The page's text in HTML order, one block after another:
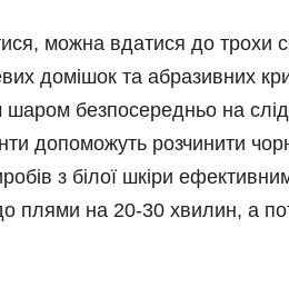
можна вдатися до трохи
домішок та абразивних
шаром безпосередньо на
допоможуть розчинити
з білої шкіри
плями на 20-30 хвилин, а